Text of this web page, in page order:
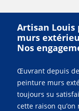
Artisan Louis
murs
Nos
Œuvrant depuis
peinture murs
toujours su
cette raison